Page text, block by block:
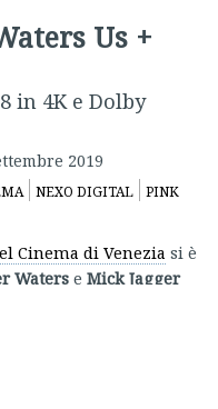
Us +
in 4K e Dolby
2019
NEXO DIGITAL
PINK
Cinema di Venezia si è
Waterse Mick Jagger